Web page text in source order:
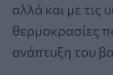
αλλά και με τις
θερμοκρασίες
ανάπτυξη του